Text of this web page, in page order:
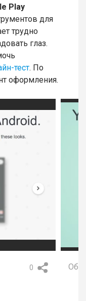
Play
для
трудно
глаз.
тест. По
оформления.
0